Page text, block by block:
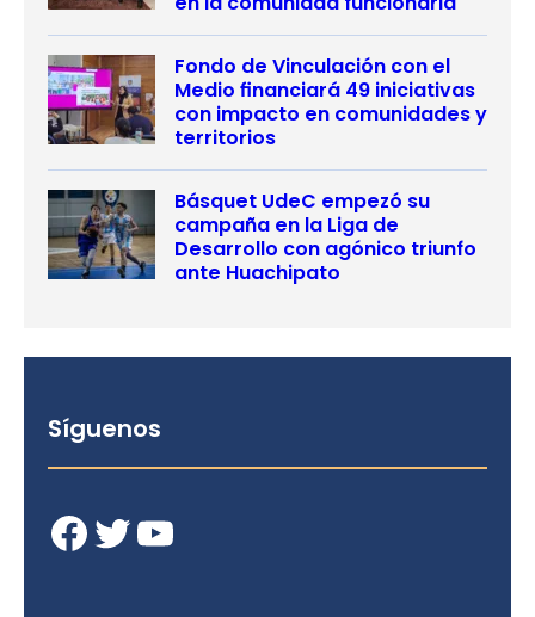
Fondo de Vinculación con el
Medio financiará 49 iniciativas
con impacto en comunidades y
territorios
Básquet UdeC empezó su
campaña en la Liga de
Desarrollo con agónico triunfo
ante Huachipato
Síguenos
Facebook Twitter YouTube